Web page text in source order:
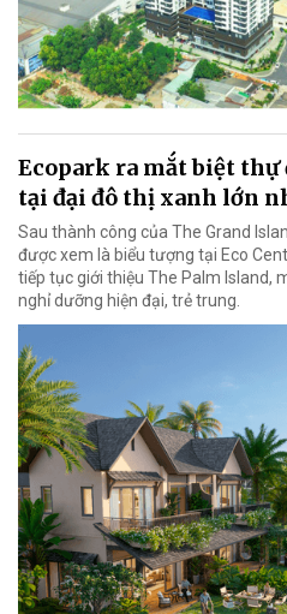
Ecopark ra mắt biệt thự
tại đại đô thị xanh lớn
Sau thành công của The Grand
được xem là biểu tượng tại Eco
tiếp tục giới thiệu The Palm Island,
nghỉ dưỡng hiện đại, trẻ trung.